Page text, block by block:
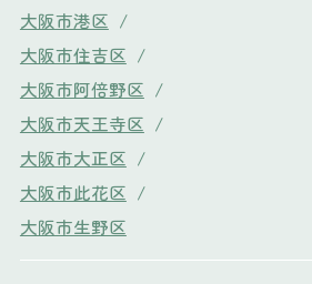
大阪市港区 /
大阪市住吉区 /
大阪市阿倍野区 /
大阪市天王寺区 /
大阪市大正区 /
大阪市此花区 /
大阪市生野区